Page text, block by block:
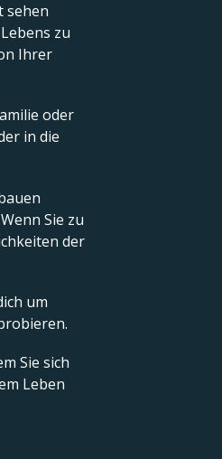
sehen
zu
Ihrer
oder
in die
Sie zu
der
um
Sie sich
Leben